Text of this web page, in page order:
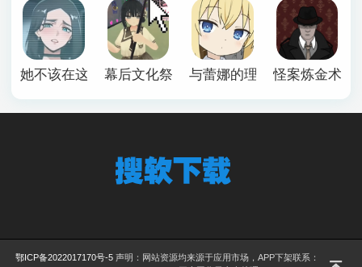
她不该在这里官方版幕后文化祭游戏与蕾娜的理想生活安卓
怪案炼金术师
鄂ICP备2022017170号-5声明：网站资源均来源于应用市场，APP下架联系：